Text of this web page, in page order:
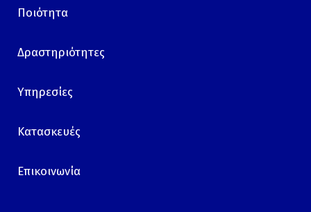
Ποιότητα
Δραστηριότητες
Υπηρεσίες
Κατασκευές
Επικοινωνία